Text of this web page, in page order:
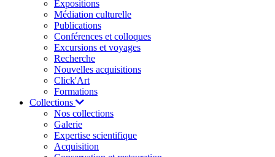
Expositions
Médiation culturelle
Publications
Conférences et colloques
Excursions et voyages
Recherche
Nouvelles acquisitions
Click'Art
Formations
Collections
Nos collections
Galerie
Expertise scientifique
Acquisition